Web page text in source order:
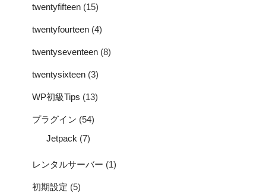
twentyfifteen (15)
twentyfourteen (4)
twentyseventeen (8)
twentysixteen (3)
WP初級Tips (13)
プラグイン (54)
Jetpack (7)
レンタルサーバー (1)
初期設定 (5)